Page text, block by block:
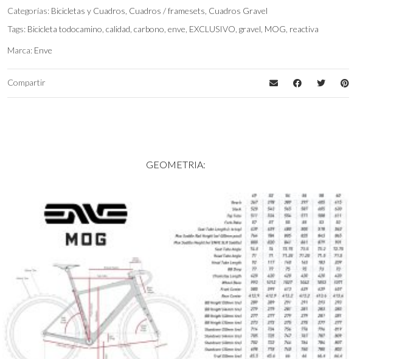
49 cm
Categorías: Bicicletas y Cuadros Cuadros / framesets Cuadros Gravel
Tags: Bicicleta todocamino ,calidad ,carbono ,enve EXCLUSIVO ,gravel MOG reactiva
Marca: Enve
Compartir
GEOMETRIA: